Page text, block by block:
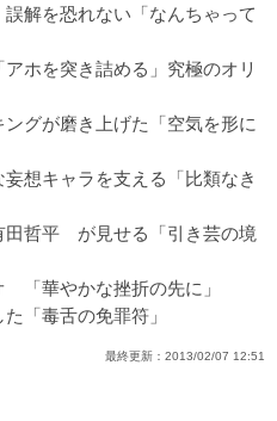
誤解を恐れない「なんちゃって
アホを突き詰める」究極のオリ
ングが磨き上げた「空気を形に
妄想キャラを支える「比類なき
田哲平 が見せる「引き芸の境
「華やかな挫折の先に」
「毒舌の免罪符」
最終更新： 2013/02/07 12:51